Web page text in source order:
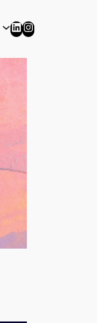
LINKEDIN
INSTAGRAM